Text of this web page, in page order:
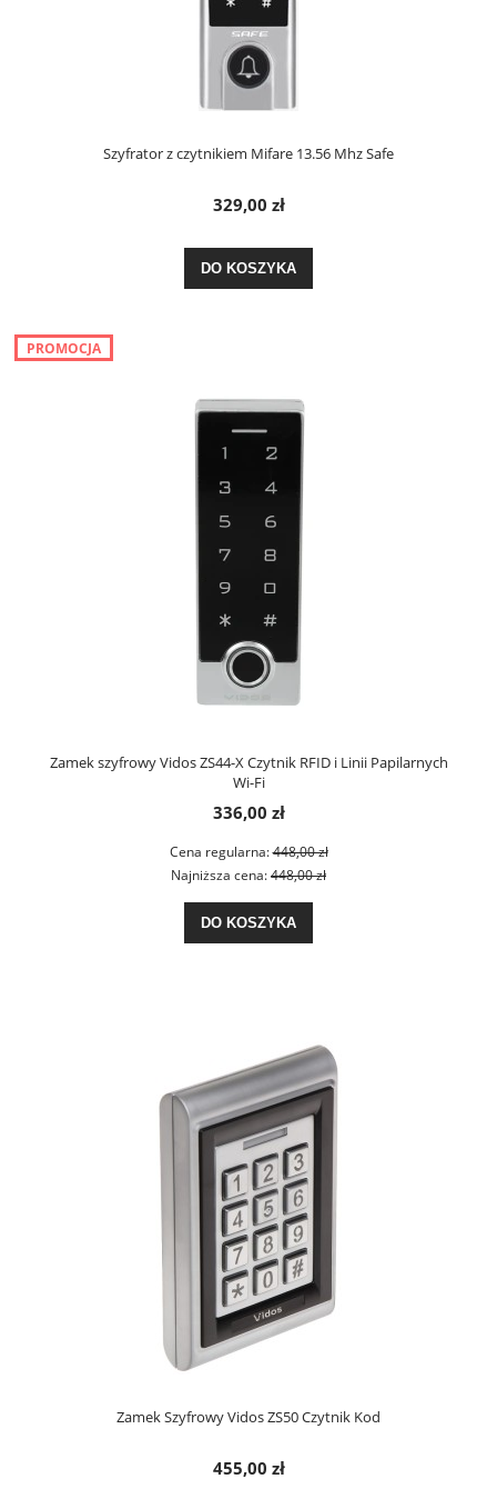
Szyfrator z czytnikiem Mifare 13.56 Mhz Safe
329,00 zł
DO KOSZYKA
Zamek szyfrowy Vidos ZS44-X Czytnik RFID i Linii Papilarnych
Wi-Fi
336,00 zł
Cena regularna:448,00 zł
Najniższa cena:448,00 zł
DO KOSZYKA
PROMOCJA
Zamek Szyfrowy Vidos ZS50 Czytnik Kod
455,00 zł